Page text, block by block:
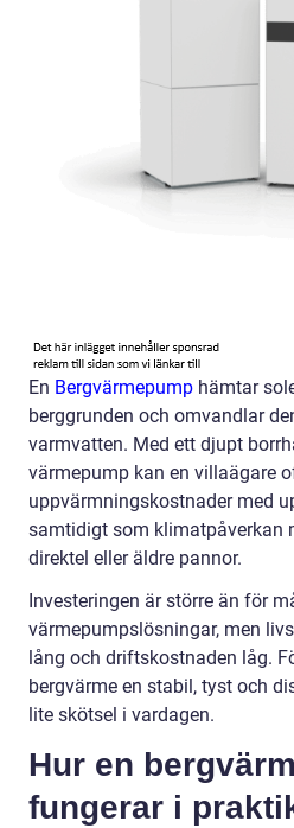
En Bergvärmepump hämtar
berggrunden och omvandlar
varmvatten. Med ett djupt
värmepump kan en villaägare
uppvärmningskostnader med
samtidigt som klimatpåverkan
direktel eller äldre pannor.
Investeringen är större än för
värmepumpslösningar, men
lång och driftskostnaden låg.
bergvärme en stabil, tyst och
lite skötsel i vardagen.
Hur en
fungerar i